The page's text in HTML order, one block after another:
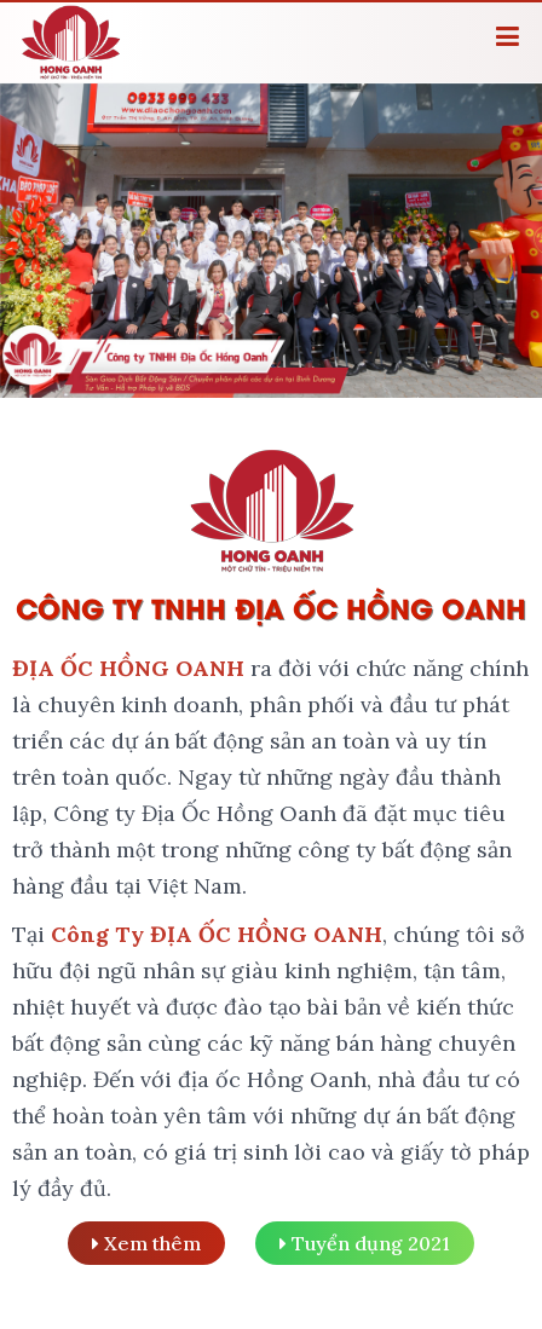
CÔNG TY TNHH ĐỊA ỐC HỒNG OANH
ĐỊA ỐC HỒNG OANH ra đời với chức năng chính
là chuyên kinh doanh, phân phối và đầu tư phát
triển các dự án bất động sản an toàn và uy tín
trên toàn quốc. Ngay từ những ngày đầu thành
lập, Công ty Địa Ốc Hồng Oanh đã đặt mục tiêu
trở thành một trong những công ty bất động sản
hàng đầu tại Việt Nam.
Tại Công Ty ĐỊA ỐC HỒNG OANH, chúng tôi sở
hữu đội ngũ nhân sự giàu kinh nghiệm, tận tâm,
nhiệt huyết và được đào tạo bài bản về kiến thức
bất động sản cùng các kỹ năng bán hàng chuyên
nghiệp. Đến với địa ốc Hồng Oanh, nhà đầu tư có
thể hoàn toàn yên tâm với những dự án bất động
sản an toàn, có giá trị sinh lời cao và giấy tờ pháp
lý đầy đủ.
Xem thêm Tuyển dụng 2021